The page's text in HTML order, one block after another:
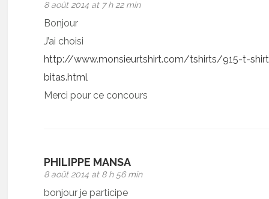
8 août 2014 at 7 h 22 min
Bonjour
J’ai choisi
http://www.monsieurtshirt.com/tshirts/915-t-
bitas.html
Merci pour ce concours
PHILIPPE MANSA
8 août 2014 at 8 h 56 min
bonjour je participe